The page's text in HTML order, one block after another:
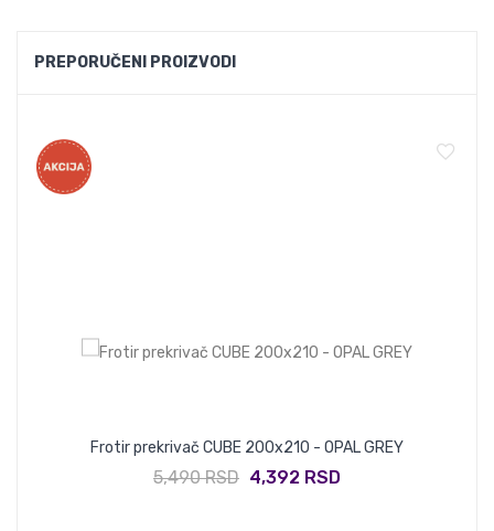
PREPORUČENI PROIZVODI
Frotir prekrivač CUBE 200x210 - OPAL GREY
5,490 RSD 4,392 RSD